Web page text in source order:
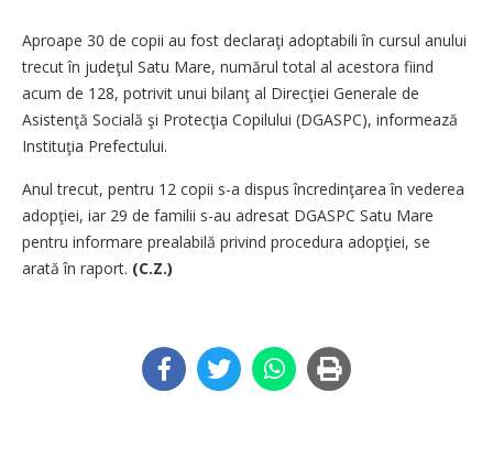
Aproape 30 de copii au fost declaraţi adoptabili în cursul anului
trecut în judeţul Satu Mare, numărul total al acestora fiind
acum de 128, potrivit unui bilanţ al Direcţiei Generale de
Asistenţă Socială şi Protecţia Copilului (DGASPC), informează
Instituţia Prefectului.
Anul trecut, pentru 12 copii s-a dispus încredinţarea în vederea
adopţiei, iar 29 de familii s-au adresat DGASPC Satu Mare
pentru informare prealabilă privind procedura adopţiei, se
arată în raport. (C.Z.)